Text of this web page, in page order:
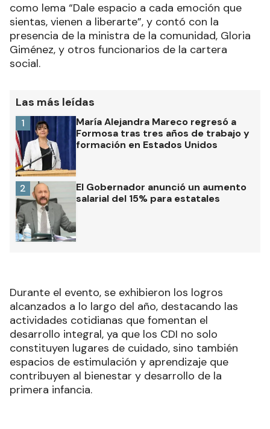
como lema “Dale espacio a cada emoción que
sientas, vienen a liberarte”, y contó con la
presencia de la ministra de la comunidad, Gloria
Giménez, y otros funcionarios de la cartera
social.
Las más leídas
María Alejandra Mareco regresó a
Formosa tras tres años de trabajo y
formación en Estados Unidos
1
El Gobernador anunció un aumento
salarial del 15% para estatales
2
Durante el evento, se exhibieron los logros
alcanzados a lo largo del año, destacando las
actividades cotidianas que fomentan el
desarrollo integral, ya que los CDI no solo
constituyen lugares de cuidado, sino también
espacios de estimulación y aprendizaje que
contribuyen al bienestar y desarrollo de la
primera infancia.